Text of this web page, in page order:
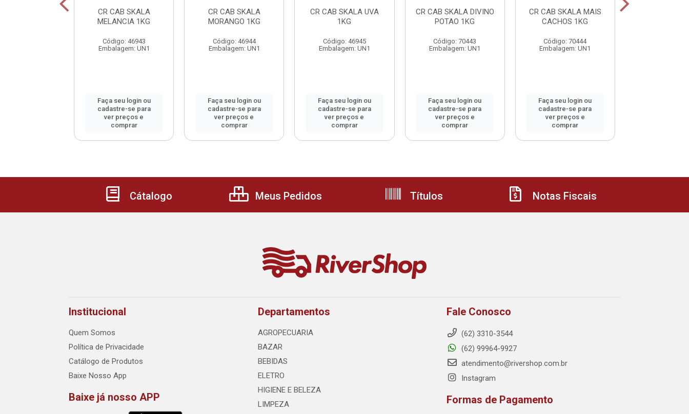
CR CAB SKALA
MELANCIA 1KG
Código: 46943
Embalagem: UN1
Faça seu login ou
cadastre-se para
ver preços e
comprar
CR CAB SKALA
MORANGO 1KG
Código: 46944
Embalagem: UN1
Faça seu login ou
cadastre-se para
ver preços e
comprar
CR CAB SKALA UVA
1KG
Código: 46945
Embalagem: UN1
Faça seu login ou
cadastre-se para
ver preços e
comprar
CR CAB SKALA DIVINO
POTAO 1KG
Código: 70443
Embalagem: UN1
Faça seu login ou
cadastre-se para
ver preços e
comprar
CR CAB SKALA MAIS
CACHOS 1KG
Código: 70444
Embalagem: UN1
Faça seu login ou
cadastre-se para
ver preços e
comprar
Cátalogo Meus Pedidos Títulos Notas Fiscais
Institucional
Quem Somos
Política de Privacidade
Catálogo de Produtos
Baixe Nosso App
Baixe já nosso APP
Departamentos
AGROPECUARIA
BAZAR
BEBIDAS
ELETRO
HIGIENE E BELEZA
LIMPEZA
Fale Conosco
(62) 3310-3544
(62) 99964-9927
atendimento@rivershop.com.br
Instagram
Formas de Pagamento